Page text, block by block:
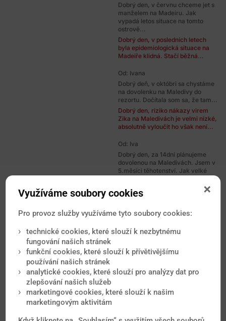
Dobrý den, v červnu chceme jet s
manželem na Madeiru. Jak
vypadá letos situace na tomto
ostrově...
Dobrý den, v posledních letech
byla epidemiologická situace na
Madeiře klidná. Stačí běžná...
Od: Ivana
Dobrý deň, v októbri sa chystáme
na dovolenku na Maledivy do
rezortu. Dočítala som sa, že tam...
Dobrý den, riziko nákazy virem
Zika na Maledivách je velmi nízké,
absolutně vyloučit ho však není...
Od: Iva
Dobrý den, za 14dní plánujeme
dovolenou na Maledivách. Jsem v
5.měsíci těhotenství. Jak velké
Dobrý den, horečka Zika se v
současné době na Maledivách
Dobrý den, chtěla bych se zeptat,
dovolenou na Kapverdských...
proti virové hepatitidě A a břišnímu
tyfu. Jako druhou linii...
Od: Iva
Využíváme soubory cookies
Pro provoz služby využíváme tyto soubory cookies:
technické cookies, které slouží k nezbytnému
fungování našich stránek
funkční cookies, které slouží k přívětivějšímu
používání našich stránek
analytické cookies, které slouží pro analýzy dat pro
zlepšování našich služeb
marketingové cookies, které slouží k našim
marketingovým aktivitám